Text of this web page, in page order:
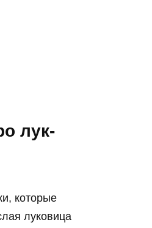
лук-
которые
луковица